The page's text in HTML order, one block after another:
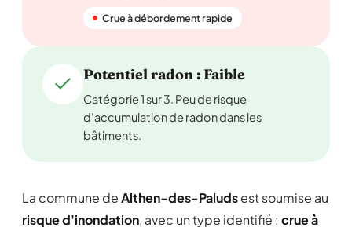
Crue à débordement rapide
Potentiel radon : Faible
Catégorie 1 sur 3. Peu de risque
d'accumulation de radon dans les
bâtiments.
La commune deAlthen-des-Paludsest soumise au
risque d'inondation, avec un type identifié : crue à